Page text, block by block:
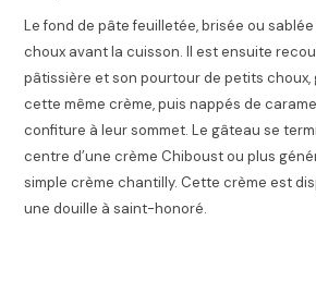
Le fond de pâte feuilletée, brisée ou
choux avant la cuisson. Il est ensuite
pâtissière et son pourtour de petits
cette même crème, puis nappés de
confiture à leur sommet. Le gâteau se
centre d’une crème Chiboust ou plus
simple crème chantilly. Cette crème est
une douille à saint-honoré.